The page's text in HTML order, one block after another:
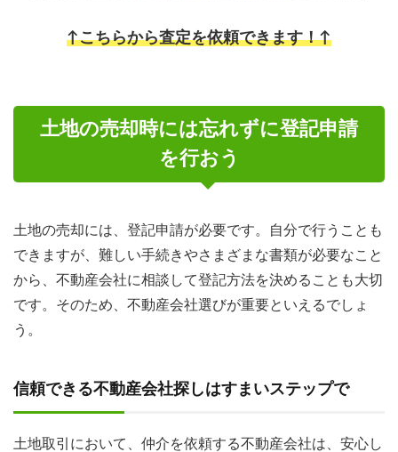
↑こちらから査定を依頼できます！↑
土地の売却時には忘れずに登記申請
を行おう
土地の売却には、登記申請が必要です。自分で行うことも
できますが、難しい手続きやさまざまな書類が必要なこと
から、不動産会社に相談して登記方法を決めることも大切
です。そのため、不動産会社選びが重要といえるでしょ
う。
信頼できる不動産会社探しはすまいステップで
土地取引において、仲介を依頼する不動産会社は、安心し